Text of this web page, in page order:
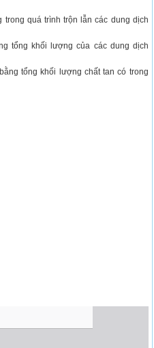
quá trình trộn lẫn các dung dịch
tổng khối lượng của các dung dịch
tổng khối lượng chất tan có trong